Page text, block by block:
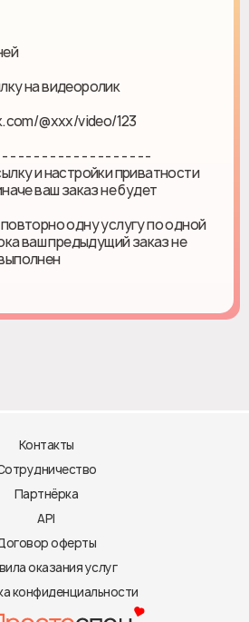
на видеоролик
@xxx/video/123
- - - - - - - - - - - - - - - - - -
и настройки приватности
ваш заказ не будет
одну услугу по одной
ваш предыдущий заказ не
Контакты
Партнёрка
API
оферты
оказания услуг
конфиденциальности